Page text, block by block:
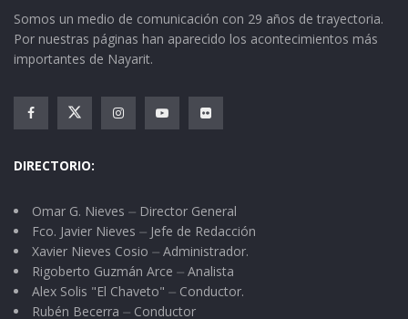
Somos un medio de comunicación con 29 años de trayectoria.
Por nuestras páginas han aparecido los acontecimientos más
importantes de Nayarit.
DIRECTORIO:
Omar G. Nieves ⏤ Director General
Fco. Javier Nieves ⏤ Jefe de Redacción
Xavier Nieves Cosio ⏤ Administrador.
Rigoberto Guzmán Arce ⏤ Analista
Alex Solis "El Chaveto" ⏤ Conductor.
Rubén Becerra ⏤ Conductor